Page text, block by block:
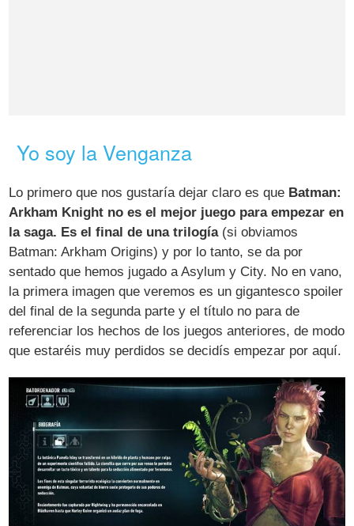
Yo soy la Venganza
Lo primero que nos gustaría dejar claro es que Batman:
Arkham Knight no es el mejor juego para empezar en
la saga. Es el final de una trilogía(si obviamos
Batman: Arkham Origins) y por lo tanto, se da por
sentado que hemos jugado a Asylum y City. No en vano,
la primera imagen que veremos es un gigantesco spoiler
del final de la segunda parte y el título no para de
referenciar los hechos de los juegos anteriores, de modo
que estaréis muy perdidos se decidís empezar por aquí.